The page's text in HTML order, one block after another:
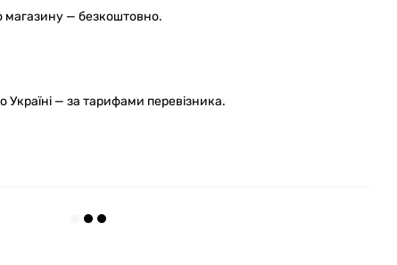
магазину — безкоштовно.
— за тарифами перевізника.